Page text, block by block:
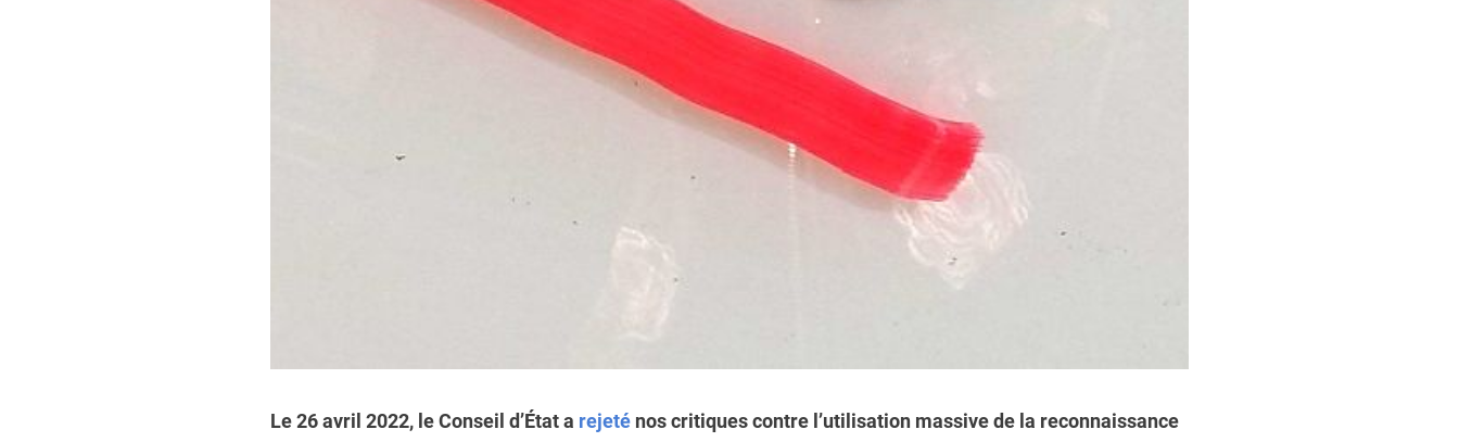
Le 26 avril 2022, le Conseil d’État a rejeténos critiques contre l’utilisation massive de la reconnaissance